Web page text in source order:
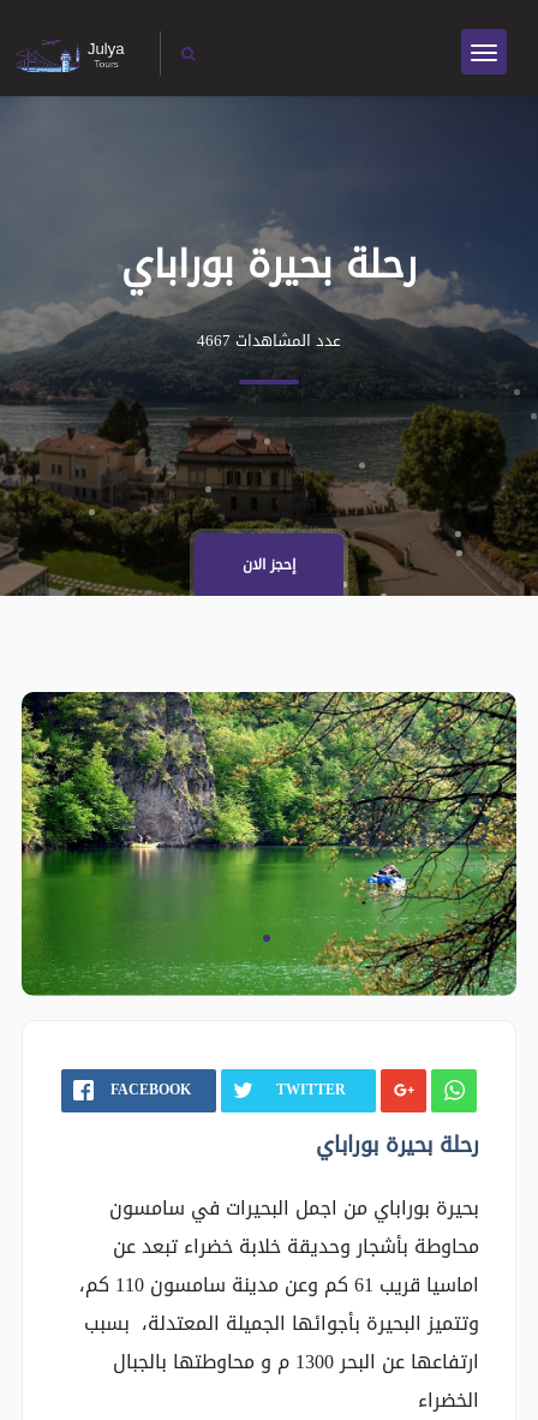
رحلة بحيرة بوراباي
عدد المشاهدات 4667
إحجز الان
FACEBOOK TWITTER
رحلة بحيرة بوراباي
بحيرة بوراباي من اجمل البحيرات في سامسون
محاوطة بأشجار وحديقة خلابة خضراء تبعد عن
اماسيا قريب 61 كم وعن مدينة سامسون 110 كم،
وتتميز البحيرة بأجوائها الجميلة المعتدلة، بسبب
ارتفاعها عن البحر 1300 م و محاوطتها بالجبال
الخضراء